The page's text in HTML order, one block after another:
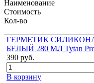
Наименование
Стоимость
Кол-во
ГЕРМЕТИК
БЕЛЫЙ 280 МЛ Tytan
390 руб.
В корзину